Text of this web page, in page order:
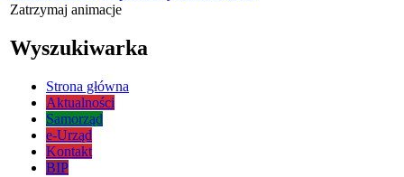
Zatrzymaj animacje
Wyszukiwarka
Strona główna
Aktualności
Samorząd
e-Urząd
Kontakt
BIP